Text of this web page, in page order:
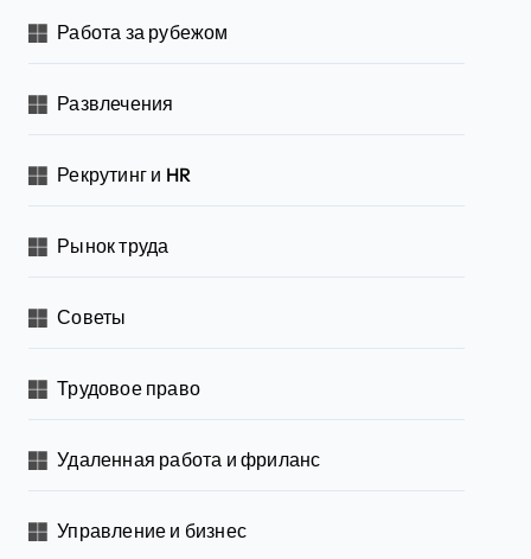
Работа за рубежом
Развлечения
Рекрутинг и HR
Рынок труда
Советы
Трудовое право
Удаленная работа и фриланс
Управление и бизнес